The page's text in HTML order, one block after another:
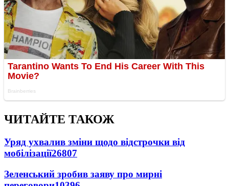
ЧИТАЙТЕ ТАКОЖ
Уряд ухвалив зміни щодо відстрочки від
мобілізації26807
Зеленський зробив заяву про мирні